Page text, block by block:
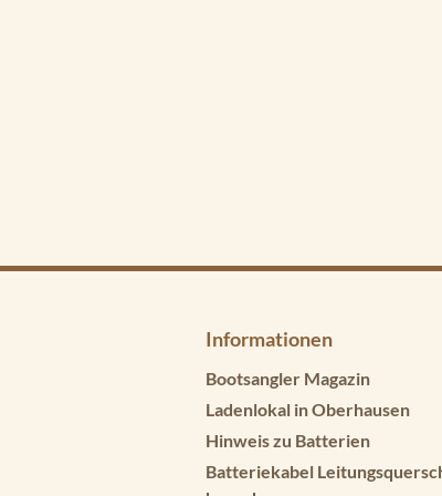
Informationen
Bootsangler Magazin
Ladenlokal in Oberhausen
Hinweis zu Batterien
Batteriekabel